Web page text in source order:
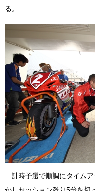
る。
計時予選で順調にタイムア